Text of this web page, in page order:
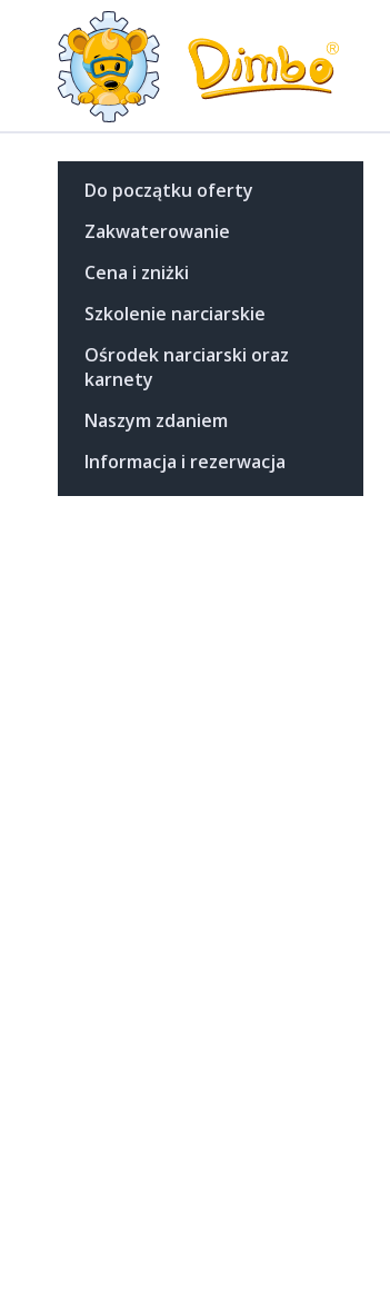
Do początku oferty
Zakwaterowanie
Cena i zniżki
Szkolenie narciarskie
Ośrodek narciarski oraz
karnety
Naszym zdaniem
Informacja i rezerwacja